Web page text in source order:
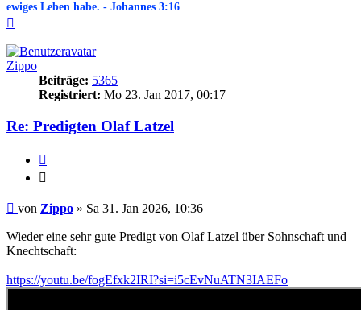
ewiges Leben habe. - Johannes 3:16
Zippo
Beiträge: 5365
Registriert: Mo 23. Jan 2017, 00:17
Re: Predigten Olaf Latzel
Beitrag
von Zippo » Sa 31. Jan 2026, 10:36
Wieder eine sehr gute Predigt von Olaf Latzel über Sohnschaft und
Knechtschaft:
https://youtu.be/fogEfxk2IRI?si=i5cEvNuATN3IAEFo